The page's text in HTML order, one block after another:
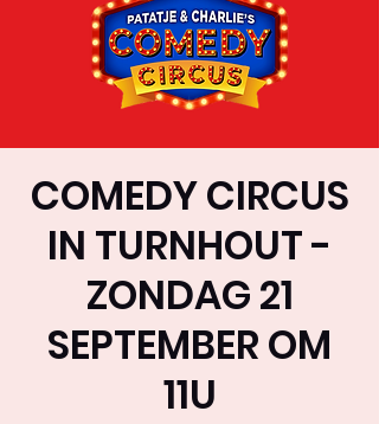
COMEDY CIRCUS
IN TURNHOUT -
ZONDAG 21
SEPTEMBER OM
11U